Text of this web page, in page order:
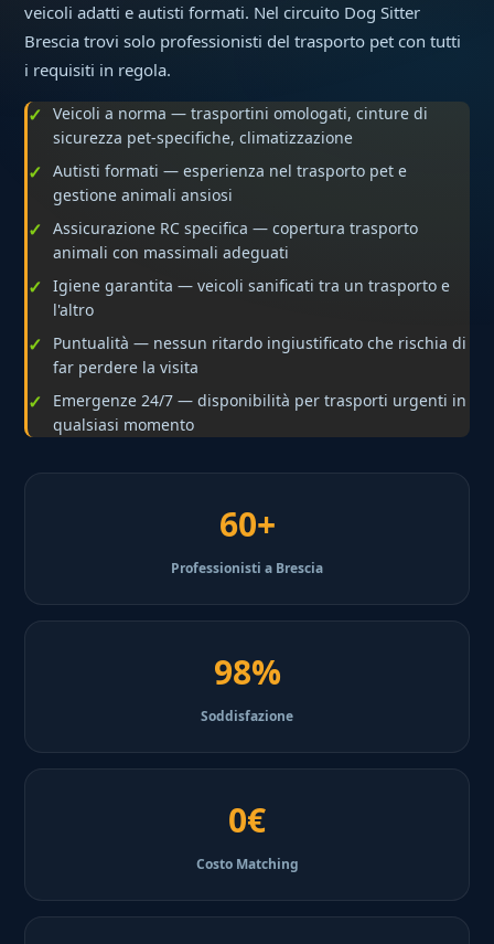
veicoli adatti e autisti formati. Nel circuito Dog Sitter
Brescia trovi solo professionisti del trasporto pet con tutti
i requisiti in regola.
Veicoli a norma — trasportini omologati, cinture di
sicurezza pet-specifiche, climatizzazione
Autisti formati — esperienza nel trasporto pet e
gestione animali ansiosi
Assicurazione RC specifica — copertura trasporto
animali con massimali adeguati
Igiene garantita — veicoli sanificati tra un trasporto e
l'altro
Puntualità — nessun ritardo ingiustificato che rischia di
far perdere la visita
Emergenze 24/7 — disponibilità per trasporti urgenti in
qualsiasi momento
60+
Professionisti a Brescia
98%
Soddisfazione
0€
Costo Matching